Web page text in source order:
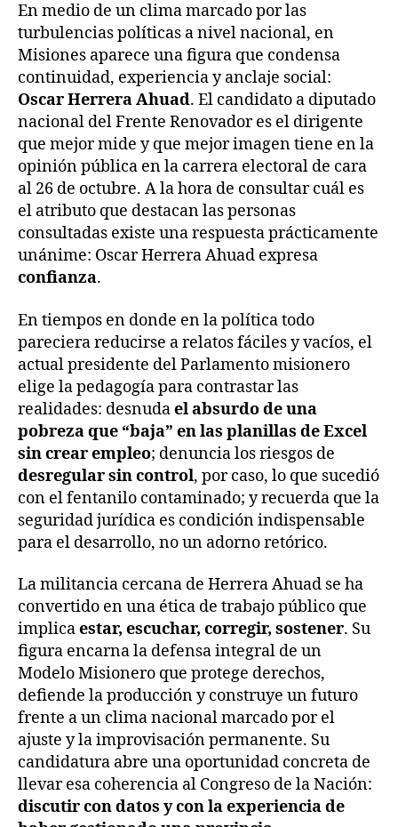
En medio de un clima marcado por las
turbulencias políticas a nivel nacional, en
Misiones aparece una figura que condensa
continuidad, experiencia y anclaje social:
Oscar Herrera Ahuad. El candidato a diputado
nacional del Frente Renovador es el dirigente
que mejor mide y que mejor imagen tiene en la
opinión pública en la carrera electoral de cara
al 26 de octubre. A la hora de consultar cuál es
el atributo que destacan las personas
consultadas existe una respuesta prácticamente
unánime: Oscar Herrera Ahuad expresa
confianza.
En tiempos en donde en la política todo
pareciera reducirse a relatos fáciles y vacíos, el
actual presidente del Parlamento misionero
elige la pedagogía para contrastar las
realidades: desnudael absurdo de una
pobreza que “baja” en las planillas de Excel
sin crear empleo; denuncia los riesgos de
desregular sin control, por caso, lo que sucedió
con el fentanilo contaminado; y recuerda que la
seguridad jurídica es condición indispensable
para el desarrollo, no un adorno retórico.
La militancia cercana de Herrera Ahuad se ha
convertido en una ética de trabajo público que
implicaestar, escuchar, corregir, sostener. Su
figura encarna la defensa integral de un
Modelo Misionero que protege derechos,
defiende la producción y construye un futuro
frente a un clima nacional marcado por el
ajuste y la improvisación permanente. Su
candidatura abre una oportunidad concreta de
llevar esa coherencia al Congreso de la Nación:
discutir con datos y con la experiencia de